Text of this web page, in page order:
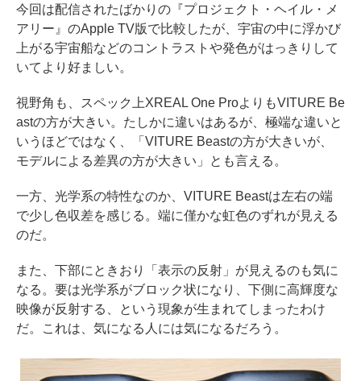
今回は配信されたばかりの『プロジェクト・ヘイル・メ
アリー』のApple TV版で比較したが、宇宙の中に浮かび
上がる宇宙船などのコントラストや発色がはっきりして
いてより好ましい。
視野角も、スペック上XREAL One ProよりもVITURE Be
astの方が大きい。たしかに違いはあるが、極端な違いと
いうほどではなく、「VITURE Beastの方が大きいが、
モデルによる差異の方が大きい」とも言える。
一方、光学系の特性なのか、VITURE Beastは左右の端
で少し色収差を感じる。端に僅かな虹色のずれが見える
のだ。
また、下部にときおり「表示の反射」が見えるのも気に
なる。要は光学系がブロック状になり、下側に高輝度な
映像が反射する、という現象が生まれてしまったわけ
だ。これは、気になる人には気になるだろう。